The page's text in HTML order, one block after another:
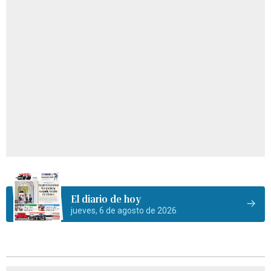
El diario de hoy
jueves, 6 de agosto de 2026